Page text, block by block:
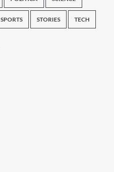
SPORTS STORIES TECH